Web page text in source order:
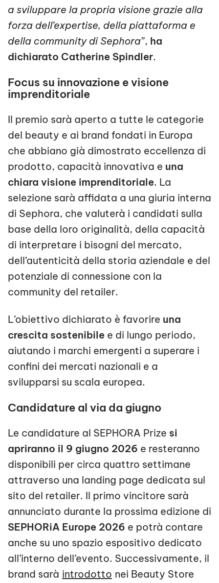
a sviluppare la propria visione grazie alla
forza dell’expertise, della piattaforma e
della community di Sephora”, ha
dichiarato Catherine Spindler.
Focus su innovazione e visione
imprenditoriale
Il premio sarà aperto a tutte le categorie
del beauty e ai brand fondati in Europa
che abbiano già dimostrato eccellenza di
prodotto, capacità innovativa e una
chiara visione imprenditoriale. La
selezione sarà affidata a una giuria interna
di Sephora, che valuterà i candidati sulla
base della loro originalità, della capacità
di interpretare i bisogni del mercato,
dell’autenticità della storia aziendale e del
potenziale di connessione con la
community del retailer.
L’obiettivo dichiarato è favorire una
crescita sostenibile e di lungo periodo,
aiutando i marchi emergenti a superare i
confini dei mercati nazionali e a
svilupparsi su scala europea.
Candidature al via da giugno
Le candidature al SEPHORA Prize si
apriranno il 9 giugno 2026 e resteranno
disponibili per circa quattro settimane
attraverso una landing page dedicata sul
sito del retailer. Il primo vincitore sarà
annunciato durante la prossima edizione di
SEPHORiA Europe 2026 e potrà contare
anche su uno spazio espositivo dedicato
all’interno dell’evento. Successivamente, il
brand sarà introdotto nei Beauty Store